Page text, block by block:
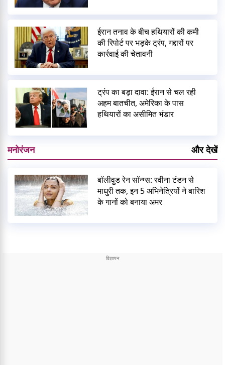
ईरान तनाव के बीच हथियारों की कमी
की रिपोर्ट पर भड़के ट्रंप, गद्दारों पर
कार्रवाई की चेतावनी
ट्रंप का बड़ा दावा: ईरान से चल रही
अहम बातचीत, अमेरिका के पास
हथियारों का असीमित भंडार
मनोरंजन और देखें
बॉलीवुड रेन सॉन्ग्स: रवीना टंडन से
माधुरी तक, इन 5 अभिनेत्रियों ने बारिश
के गानों को बनाया अमर